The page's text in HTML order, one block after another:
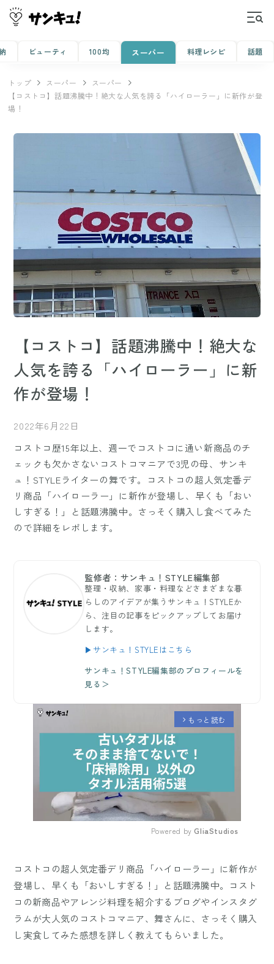
ビューティ 100均 スーパー 料理レシピ 話題
トップ スーパー
スーパー
【コストコ】話題沸騰中！絶大な人気を誇る「ハイローラー」に新作が登
場！
【コストコ】話題沸騰中！絶大な
人気を誇る「ハイローラー」に新
作が登場！
2022年6月22日
コストコ歴15年以上、週一でコストコに通い新商品のチ
ェックも欠かさないコストコマニアで3児の母、サンキ
ュ！STYLEライターの舞です。コストコの超人気定番デ
リ商品「ハイローラー」に新作が登場し、早くも「おい
しすぎる！」と話題沸騰中。さっそく購入し食べてみた
ので詳細をレポします。
監修者：サンキュ！STYLE編集部
整理・収納、家事・料理などさまざまな暮
らしのアイデアが集うサンキュ！STYLEか
ら、注目の記事をピックアップしてお届け
します。
▶サンキュ！STYLEはこちら
サンキュ！STYLE編集部のプロフィールを
見る＞
arrow_forward_ios もっと読む
Powered by GliaStudios
コストコの超人気定番デリ商品「ハイローラー」に新作が
登場し、早くも「おいしすぎる！」と話題沸騰中。コスト
コの新商品やアレンジ料理を紹介するブログやインスタグ
ラムが大人気のコストコマニア、舞さんに、さっそく購入
し実食してみた感想を詳しく教えてもらいました。